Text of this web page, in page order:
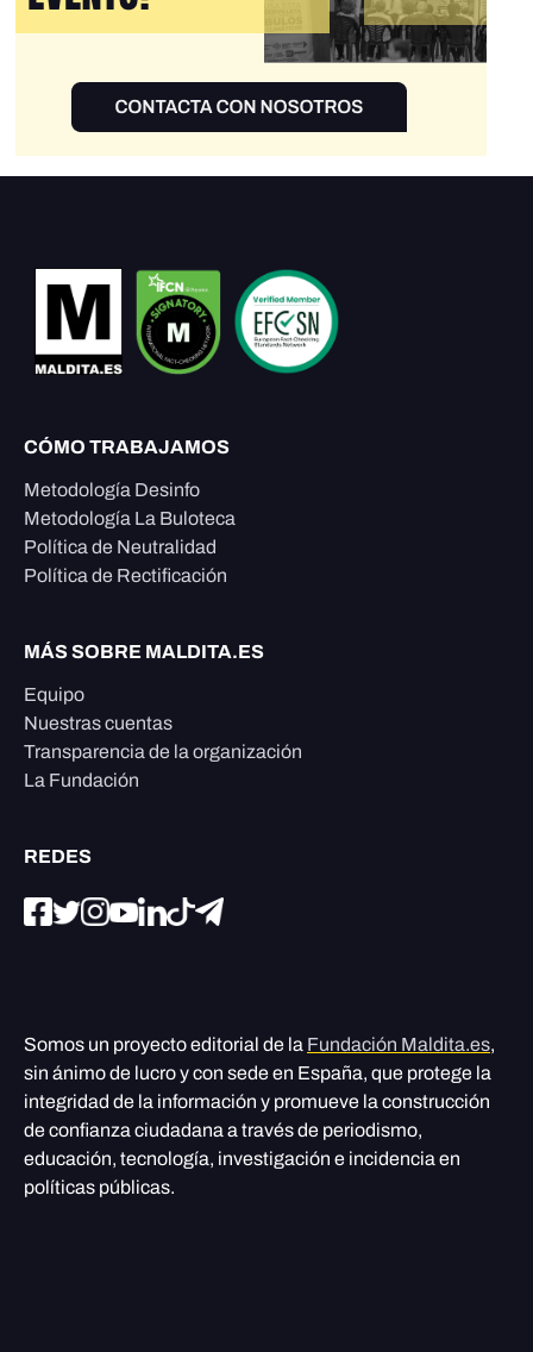
CÓMO TRABAJAMOS
Metodología Desinfo
Metodología La Buloteca
Política de Neutralidad
Política de Rectificación
MÁS SOBRE MALDITA.ES
Equipo
Nuestras cuentas
Transparencia de la organización
La Fundación
REDES
Somos un proyecto editorial de la Fundación Maldita.es,
sin ánimo de lucro y con sede en España, que protege la
integridad de la información y promueve la construcción
de confianza ciudadana a través de periodismo,
educación, tecnología, investigación e incidencia en
políticas públicas.